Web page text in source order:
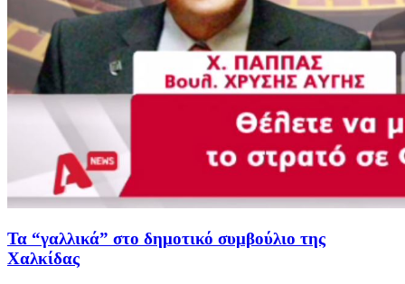
Τα “γαλλικά” στο δημοτικό συμβούλιο της
Χαλκίδας